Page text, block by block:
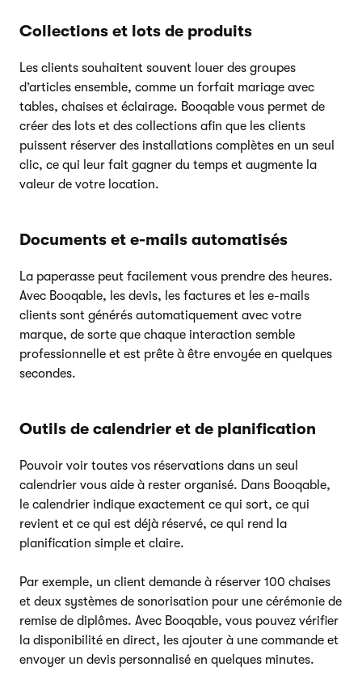
Collections et lots de produits
Les clients souhaitent souvent louer des groupes
d’articles ensemble, comme un forfait mariage avec
tables, chaises et éclairage. Booqable vous permet de
créer des lots et des collections afin que les clients
puissent réserver des installations complètes en un seul
clic, ce qui leur fait gagner du temps et augmente la
valeur de votre location.
Documents et e-mails automatisés
La paperasse peut facilement vous prendre des heures.
Avec Booqable, les devis, les factures et les e-mails
clients sont générés automatiquement avec votre
marque, de sorte que chaque interaction semble
professionnelle et est prête à être envoyée en quelques
secondes.
Outils de calendrier et de planification
Pouvoir voir toutes vos réservations dans un seul
calendrier vous aide à rester organisé. Dans Booqable,
le calendrier indique exactement ce qui sort, ce qui
revient et ce qui est déjà réservé, ce qui rend la
planification simple et claire.
Par exemple, un client demande à réserver 100 chaises
et deux systèmes de sonorisation pour une cérémonie de
remise de diplômes. Avec Booqable, vous pouvez vérifier
la disponibilité en direct, les ajouter à une commande et
envoyer un devis personnalisé en quelques minutes.